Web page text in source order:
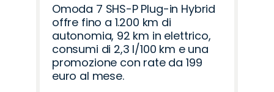
Omoda 7 SHS-P Plug-in Hybrid
offre fino a 1.200 km di
autonomia, 92 km in elettrico,
consumi di 2,3 l/100 km e una
promozione con rate da 199
euro al mese.